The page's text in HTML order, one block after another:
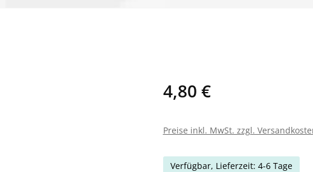
4,80 €
Preise inkl. MwSt. zzgl.
Verfügbar, Lieferzeit: 4-6 Tage